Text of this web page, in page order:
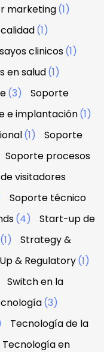
marketing(1)
(1)
clinicos(1)
en salud(1)
(3)
Soporte
e implantación(1)
(1)
Soporte
Soporte procesos
visitadores
Soporte técnico
(4)
Start-up de
(1)
Strategy &
& Regulatory(1)
Switch en la
(3)
Tecnología de la
Tecnología en